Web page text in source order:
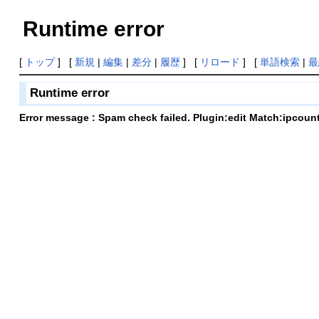
Runtime error
[ トップ] [ 新規 | 編集| 差分| 履歴] [ リロード ] [ 単語検索|
Runtime error
Error message : Spam check failed. Plugin:edit